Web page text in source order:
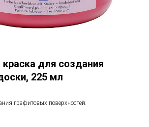
для создания
225 мл
графитовых поверхностей.